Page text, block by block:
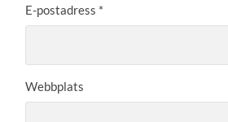
E-postadress *
Webbplats